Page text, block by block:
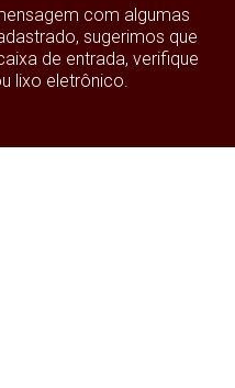
com algumas
sugerimos que
de entrada, verifique
lixo eletrônico.